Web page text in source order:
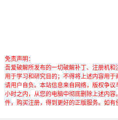
免责声明：
吾爱破解所发布的一切破解补丁、注册机
用于学习和研究目的；不得将上述内容用
请用户自负。本站信息来自网络，版权争
小时之内，从您的电脑中彻底删除上述内
件，购买注册，得到更好的正版服务。如有